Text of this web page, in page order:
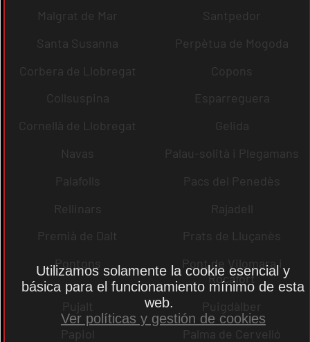
Malgrat de Mar
Santpedor
Santa Susanna
Perpètua de Mogoda
Corbera de Llobregat
Copons
Collsuspina
Esparreguera
Cornellà de Llobregat
Gelida
Navas
Palau-solità i Plegamans
Palafolls
Pacs del Penedès
Rellinars
Rajadell
Premià de Dalt
Prats de Lluçanès
Pontons
Pont de Vilomara i
Rocafort
Pujalt
Puigdàlber
Papiol
Palma de Cervelló
Utilizamos solamente la cookie esencial y
básica para el funcionamiento mínimo de esta
web.
Ver políticas y gestión de cookies